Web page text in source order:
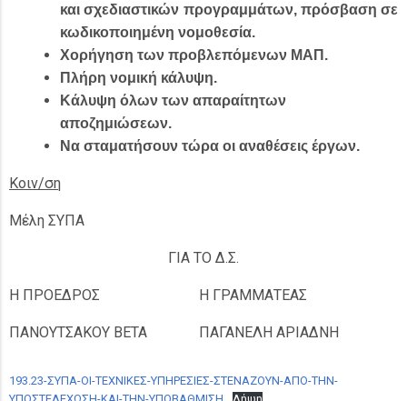
και σχεδιαστικών προγραμμάτων, πρόσβαση σε
κωδικοποιημένη νομοθεσία.
Χορήγηση των προβλεπόμενων ΜΑΠ.
Πλήρη νομική κάλυψη.
Κάλυψη όλων των απαραίτητων
αποζημιώσεων.
Να σταματήσουν τώρα οι αναθέσεις έργων.
Κοιν/ση
Μέλη ΣΥΠΑ
ΓΙΑ ΤΟ Δ.Σ.
Η ΠΡΟΕΔΡΟΣ
ΠΑΝΟΥΤΣΑΚΟΥ ΒΕΤΑ
Η ΓΡΑΜΜΑΤΕΑΣ
ΠΑΓΑΝΕΛΗ ΑΡΙΑΔΝΗ
193.23-ΣΥΠΑ-ΟΙ-ΤΕΧΝΙΚΕΣ-ΥΠΗΡΕΣΙΕΣ-ΣΤΕΝΑΖΟΥΝ-ΑΠΟ-ΤΗΝ-